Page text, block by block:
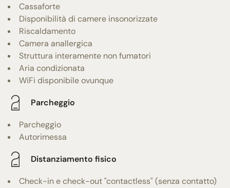
Cassaforte
Disponibilità di camere insonorizzate
Riscaldamento
Camera anallergica
Struttura interamente non fumatori
Aria condizionata
WiFi disponibile ovunque
Parcheggio
Parcheggio
Autorimessa
Distanziamento fisico
Check-in e check-out "contactless" (senza contatto)